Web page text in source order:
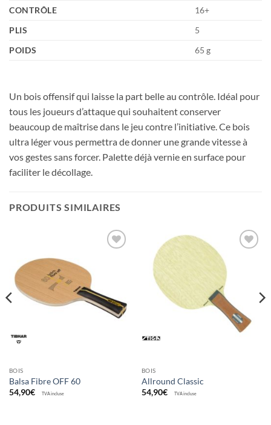
CONTRÔLE
16+
PLIS
5
POIDS
65 g
Un bois offensif qui laisse la part belle au contrôle. Idéal pour
tous les joueurs d’attaque qui souhaitent conserver
beaucoup de maîtrise dans le jeu contre l’initiative. Ce bois
ultra léger vous permettra de donner une grande vitesse à
vos gestes sans forcer. Palette déjà vernie en surface pour
faciliter le décollage.
PRODUITS SIMILAIRES
BOIS
Balsa Fibre OFF 60
54,90€ TVA incluse
BOIS
Allround Classic
54,90€ TVA incluse